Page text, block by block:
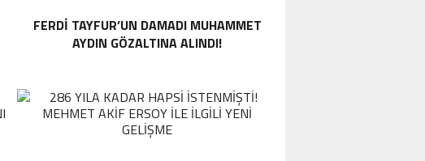
FERDI TAYFUR’UN DAMADI MUHAMMET
AYDIN GÖZALTINA ALINDI!